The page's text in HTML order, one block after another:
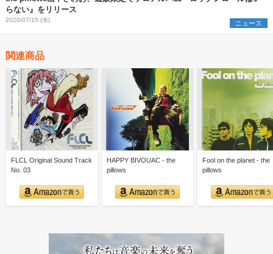
らない』をリリース
2020/07/15 (水) ニュース
関連商品
FLCL Original Sound Track
No. 03
HAPPY BIVOUAC - the
pillows
Fool on the planet - the
pillows